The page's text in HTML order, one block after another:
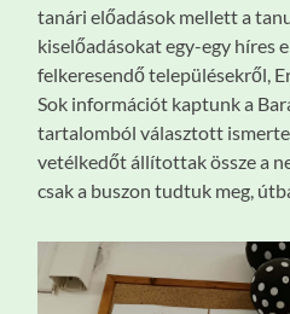
tanári előadások mellett a
kiselőadásokat egy-egy híres
felkeresendő településekről,
Sok információt kaptunk a
tartalomból választott
vetélkedőt állítottak össze a
csak a buszon tudtuk meg,